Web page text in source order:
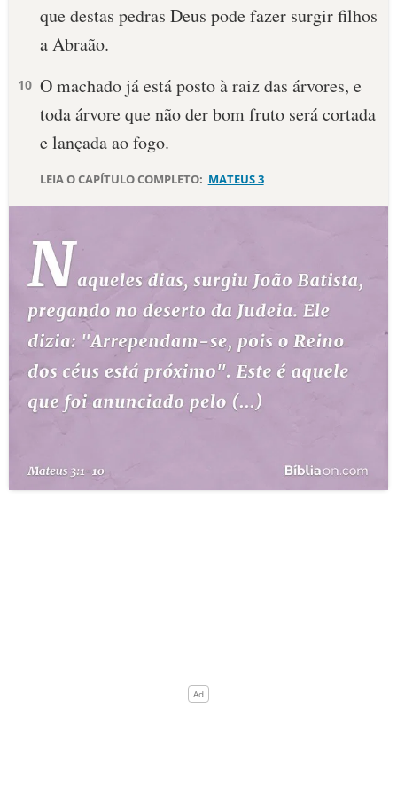
que destas pedras Deus pode fazer surgir filhos
a Abraão.
10 O machado já está posto à raiz das árvores, e
toda árvore que não der bom fruto será cortada
e lançada ao fogo.
LEIA O CAPÍTULO COMPLETO: MATEUS 3